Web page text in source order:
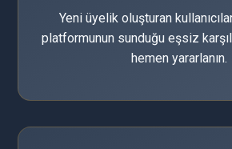
Yeni üyelik oluşturan
platformunun sunduğu eşsiz
hemen yararlanın.